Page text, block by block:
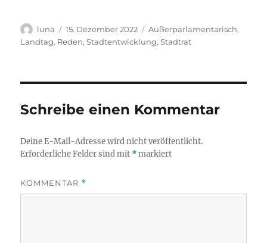
Autor
luna
Veröffentlicht
am
15. Dezember 2022 Kategorien
Außerparlamentarisch,
Landtag, Reden,Stadtentwicklung,Stadtrat
Schreibe einen Kommentar
Deine E-Mail-Adresse wird nicht veröffentlicht.
Erforderliche Felder sind mit *markiert
KOMMENTAR *